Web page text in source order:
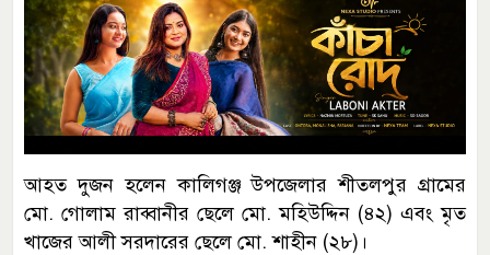
আহত দুজন হলেন কালিগঞ্জ উপজেলার শীতলপুর গ্রামের
মো. গোলাম রাব্বানীর ছেলে মো. মহিউদ্দিন (৪২) এবং মৃত
খাজের আলী সরদারের ছেলে মো. শাহীন (২৮)।